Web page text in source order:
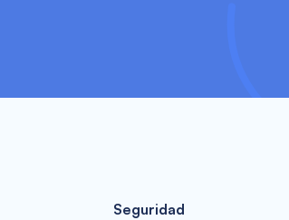
Seguridad